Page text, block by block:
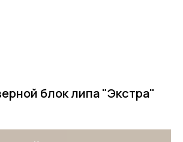
блок липа "Экстра"